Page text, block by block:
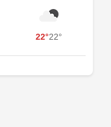
22°22°